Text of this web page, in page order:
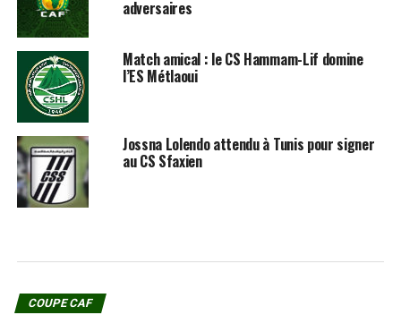
adversaires
Match amical : le CS Hammam-Lif domine
l’ES Métlaoui
Jossna Lolendo attendu à Tunis pour signer
au CS Sfaxien
COUPE CAF